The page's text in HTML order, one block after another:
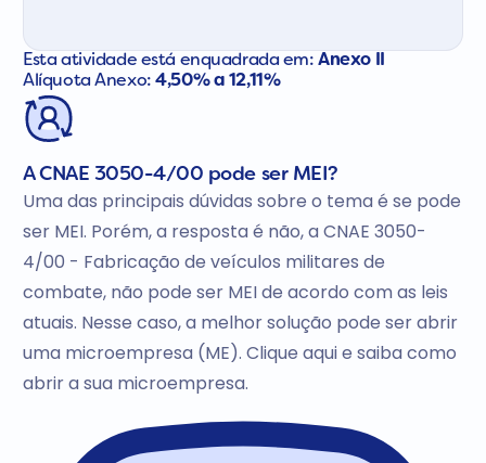
Esta atividade está enquadrada em:Anexo II
Alíquota Anexo:4,50% a 12,11%
A CNAE 3050-4/00 pode ser MEI?
Uma das principais dúvidas sobre o tema é se pode
ser MEI. Porém, a resposta é não, a CNAE 3050-
4/00 - Fabricação de veículos militares de
combate, não pode ser MEI de acordo com as leis
atuais. Nesse caso, a melhor solução pode ser abrir
uma microempresa (ME). Clique aqui e saiba como
abrir a sua microempresa.